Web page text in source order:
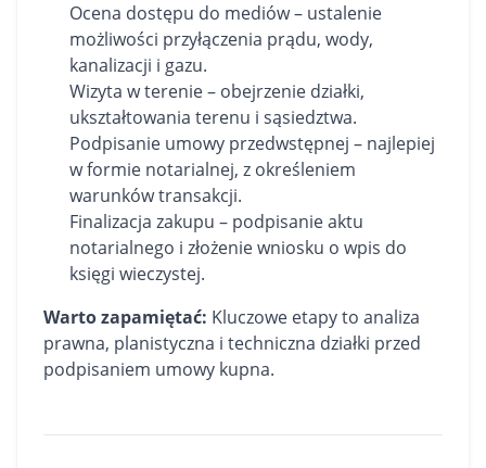
Ocena dostępu do mediów – ustalenie
możliwości przyłączenia prądu, wody,
kanalizacji i gazu.
Wizyta w terenie – obejrzenie działki,
ukształtowania terenu i sąsiedztwa.
Podpisanie umowy przedwstępnej – najlepiej
w formie notarialnej, z określeniem
warunków transakcji.
Finalizacja zakupu – podpisanie aktu
notarialnego i złożenie wniosku o wpis do
księgi wieczystej.
Warto zapamiętać: Kluczowe etapy to analiza
prawna, planistyczna i techniczna działki przed
podpisaniem umowy kupna.